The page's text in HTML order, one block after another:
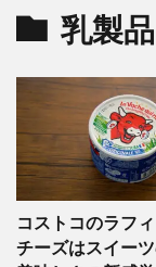
乳製品
コストコのラフ
チーズはスイー